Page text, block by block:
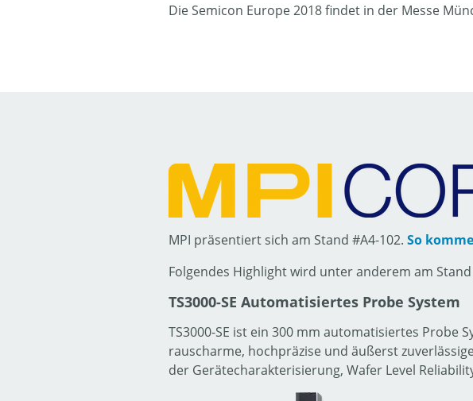
Die Semicon Europe 2018 findet in der Messe
MPI präsentiert sich am Stand #A4-102. So
Folgendes Highlight wird unter anderem am
TS3000-SE Automatisiertes Probe System
TS3000-SE ist ein 300 mm automatisiertes
rauscharme, hochpräzise und äußerst
der Gerätecharakterisierung, Wafer Level